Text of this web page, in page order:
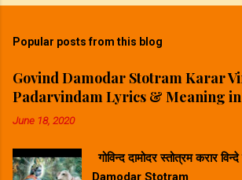
Popular posts from this blog
Govind Damodar Stotram Karar
Padarvindam Lyrics & Meaning
June 18, 2020
गोविन्द दामोदर स्तोत्रम करार
Damodar